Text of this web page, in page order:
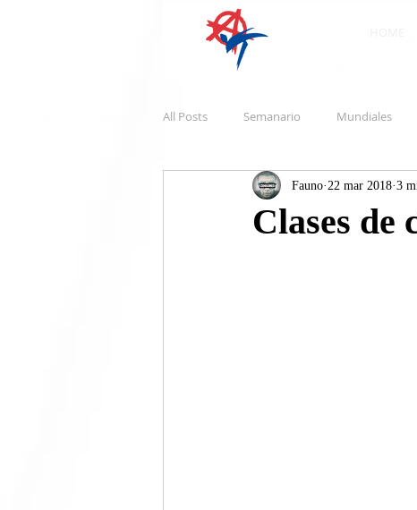
All Posts Semanario Mundiales
Clases de
Fauno 22 mar 2018 3